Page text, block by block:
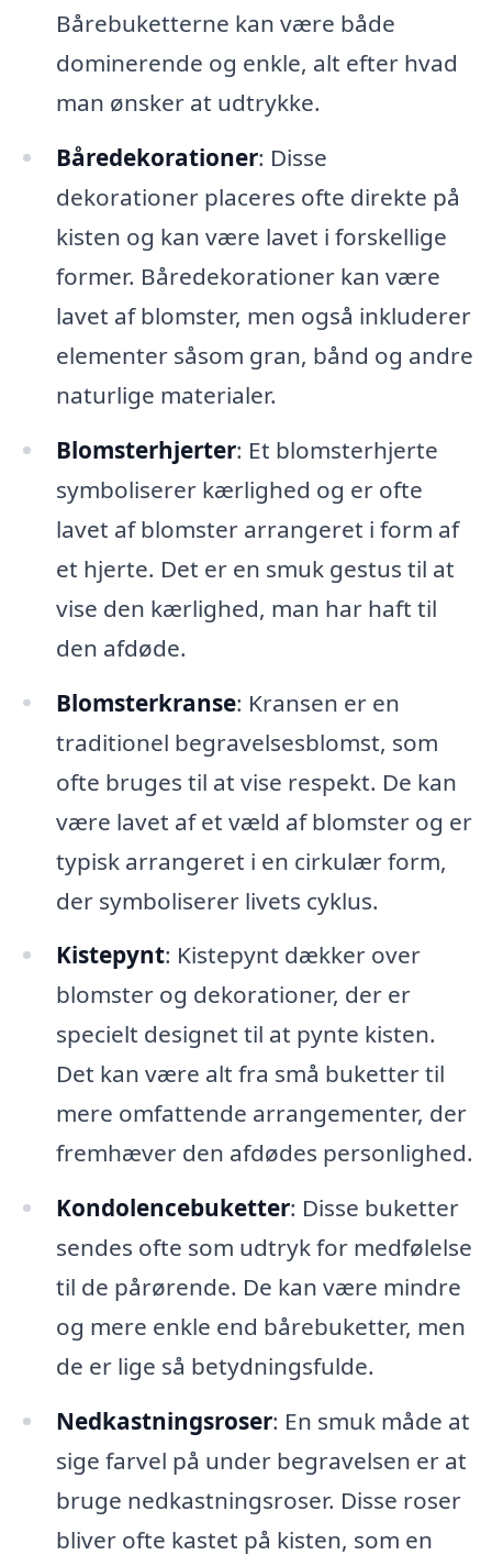
Bårebuketterne kan være både
dominerende og enkle, alt efter hvad
man ønsker at udtrykke.
Båredekorationer: Disse
dekorationer placeres ofte direkte på
kisten og kan være lavet i forskellige
former. Båredekorationer kan være
lavet af blomster, men også inkluderer
elementer såsom gran, bånd og andre
naturlige materialer.
Blomsterhjerter: Et blomsterhjerte
symboliserer kærlighed og er ofte
lavet af blomster arrangeret i form af
et hjerte. Det er en smuk gestus til at
vise den kærlighed, man har haft til
den afdøde.
Blomsterkranse: Kransen er en
traditionel begravelsesblomst, som
ofte bruges til at vise respekt. De kan
være lavet af et væld af blomster og er
typisk arrangeret i en cirkulær form,
der symboliserer livets cyklus.
Kistepynt: Kistepynt dækker over
blomster og dekorationer, der er
specielt designet til at pynte kisten.
Det kan være alt fra små buketter til
mere omfattende arrangementer, der
fremhæver den afdødes personlighed.
Kondolencebuketter: Disse buketter
sendes ofte som udtryk for medfølelse
til de pårørende. De kan være mindre
og mere enkle end bårebuketter, men
de er lige så betydningsfulde.
Nedkastningsroser: En smuk måde at
sige farvel på under begravelsen er at
bruge nedkastningsroser. Disse roser
bliver ofte kastet på kisten, som en